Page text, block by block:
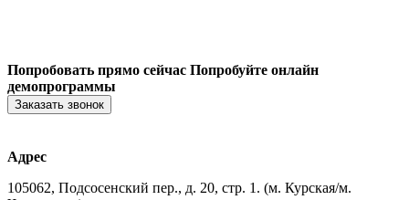
Попробовать прямо сейчас Попробуйте онлайн
демопрограммы
Заказать звонок
Адрес
105062, Подсосенский пер., д. 20, стр. 1. (м. Курская/м.